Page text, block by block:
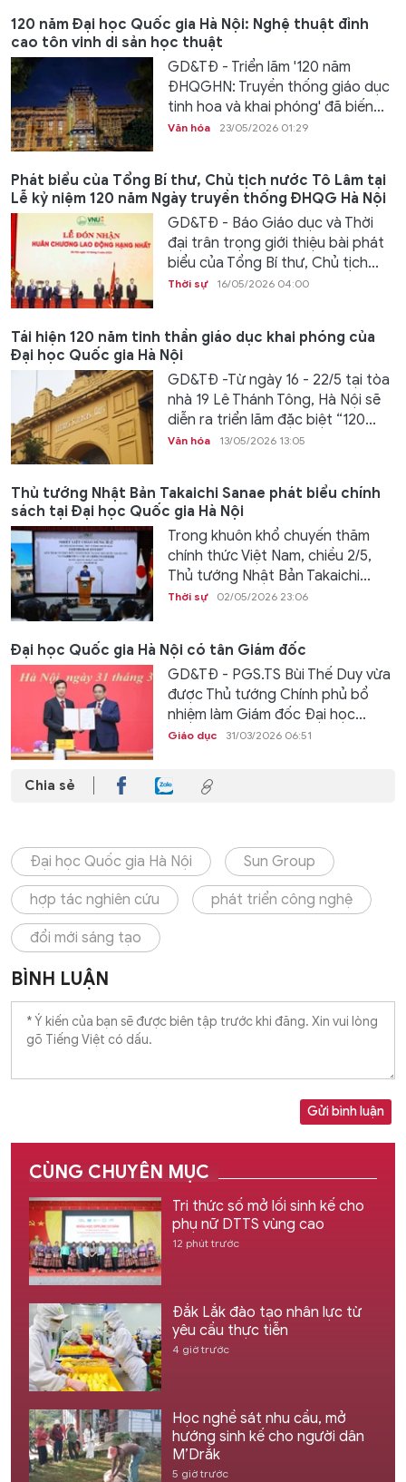
120 năm Đại học Quốc gia Hà Nội: Nghệ thuật đỉnh
cao tôn vinh di sản học thuật
GD&TĐ - Triển lãm '120 năm
ĐHQGHN: Truyền thống giáo dục
tinh hoa và khai phóng' đã biến...
Văn hóa 23/05/2026 01:29
Phát biểu của Tổng Bí thư, Chủ tịch nước Tô Lâm tại
Lễ kỷ niệm 120 năm Ngày truyền thống ĐHQG Hà Nội
GD&TĐ - Báo Giáo dục và Thời
đại trân trọng giới thiệu bài phát
biểu của Tổng Bí thư, Chủ tịch...
Thời sự 16/05/2026 04:00
Tái hiện 120 năm tinh thần giáo dục khai phóng của
Đại học Quốc gia Hà Nội
GD&TĐ -Từ ngày 16 - 22/5 tại tòa
nhà 19 Lê Thánh Tông, Hà Nội sẽ
diễn ra triển lãm đặc biệt “120...
Văn hóa 13/05/2026 13:05
Thủ tướng Nhật Bản Takaichi Sanae phát biểu chính
sách tại Đại học Quốc gia Hà Nội
Trong khuôn khổ chuyến thăm
chính thức Việt Nam, chiều 2/5,
Thủ tướng Nhật Bản Takaichi...
Thời sự 02/05/2026 23:06
Đại học Quốc gia Hà Nội có tân Giám đốc
GD&TĐ - PGS.TS Bùi Thế Duy vừa
được Thủ tướng Chính phủ bổ
nhiệm làm Giám đốc Đại học...
Giáo dục 31/03/2026 06:51
Chia sẻ
Đại học Quốc gia Hà Nội Sun Group
hợp tác nghiên cứu phát triển công nghệ
đổi mới sáng tạo
BÌNH LUẬN
Gửi bình luận
CÙNG CHUYÊN MỤC
Tri thức số mở lối sinh kế cho
phụ nữ DTTS vùng cao
12 phút trước
Đắk Lắk đào tạo nhân lực từ
yêu cầu thực tiễn
4 giờ trước
Học nghề sát nhu cầu, mở
hướng sinh kế cho người dân
M’Drắk
5 giờ trước